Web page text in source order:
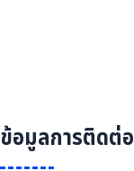
ข้อมูลการติดต่อ